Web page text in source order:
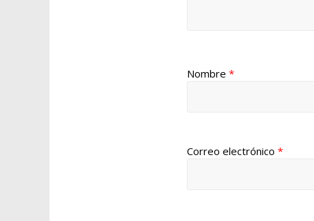
Nombre *
Correo electrónico *